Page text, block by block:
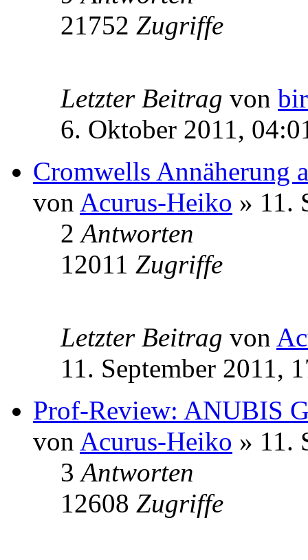
21752 Zugriffe
Letzter Beitrag von
6. Oktober 2011,
Cromwells Annäherung
von Acurus-Heiko » 11.
2Antworten
12011 Zugriffe
Letzter Beitrag von
11. September 2011,
Prof-Review: ANUBIS
von Acurus-Heiko » 11.
3Antworten
12608 Zugriffe